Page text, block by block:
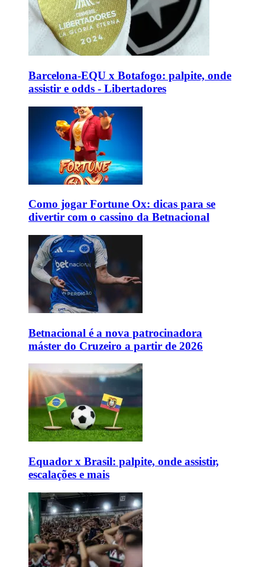
Barcelona-EQU x Botafogo: palpite, onde
assistir e odds - Libertadores
Como jogar Fortune Ox: dicas para se
divertir com o cassino da Betnacional
Betnacional é a nova patrocinadora
máster do Cruzeiro a partir de 2026
Equador x Brasil: palpite, onde assistir,
escalações e mais